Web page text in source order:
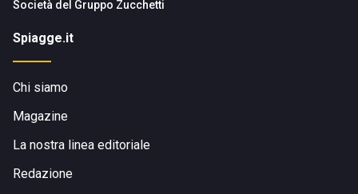
Società del Gruppo Zucchetti
Spiagge.it
Chi siamo
Magazine
La nostra linea editoriale
Redazione